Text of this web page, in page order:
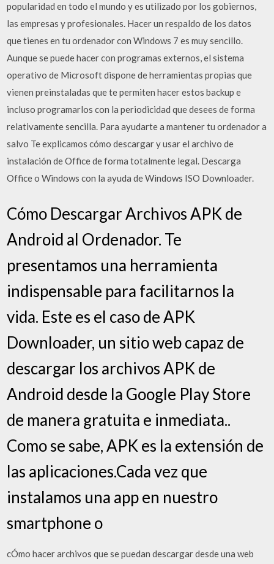
popularidad en todo el mundo y es utilizado por los gobiernos,
las empresas y profesionales. Hacer un respaldo de los datos
que tienes en tu ordenador con Windows 7 es muy sencillo.
Aunque se puede hacer con programas externos, el sistema
operativo de Microsoft dispone de herramientas propias que
vienen preinstaladas que te permiten hacer estos backup e
incluso programarlos con la periodicidad que desees de forma
relativamente sencilla. Para ayudarte a mantener tu ordenador a
salvo Te explicamos cómo descargar y usar el archivo de
instalación de Office de forma totalmente legal. Descarga
Office o Windows con la ayuda de Windows ISO Downloader.
Cómo Descargar Archivos APK de
Android al Ordenador. Te
presentamos una herramienta
indispensable para facilitarnos la
vida. Este es el caso de APK
Downloader, un sitio web capaz de
descargar los archivos APK de
Android desde la Google Play Store
de manera gratuita e inmediata..
Como se sabe, APK es la extensión de
las aplicaciones.Cada vez que
instalamos una app en nuestro
smartphone o
cÓmo hacer archivos que se puedan descargar desde una web